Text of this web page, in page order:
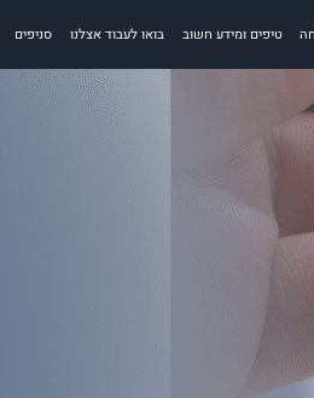
טיפים ומידע חשוב בואו לעבוד אצלנו סניפים